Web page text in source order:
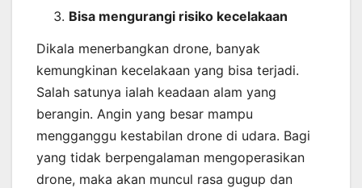
Bisa mengurangi risiko kecelakaan
Dikala menerbangkan drone, banyak
kemungkinan kecelakaan yang bisa terjadi.
Salah satunya ialah keadaan alam yang
berangin. Angin yang besar mampu
mengganggu kestabilan drone di udara. Bagi
yang tidak berpengalaman mengoperasikan
drone, maka akan muncul rasa gugup dan